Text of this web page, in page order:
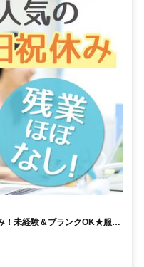
！未経験＆ブランクOK★服装